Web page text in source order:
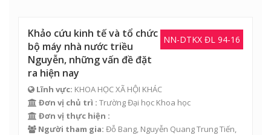
NN-DTKX ĐL 94-16
Khảo cứu kinh tế và tổ chức
bộ máy nhà nước triều
Nguyễn, những vấn đề đặt
ra hiện nay
Lĩnh vực: KHOA HỌC XÃ HỘI KHÁC
Đơn vị chủ trì : Trường Đại học Khoa học
Đơn vị thực hiện :
Người tham gia: Đỗ Bang, Nguyễn Quang Trung Tiến,